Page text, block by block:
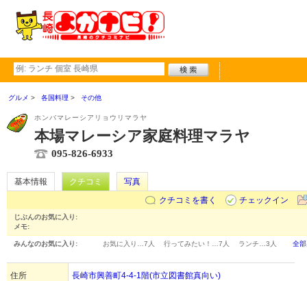
グルメ 各国料理 その他
ホンバマレーシアリョウリマラヤ
本場マレーシア家庭料理マラヤ
095-826-6933
基本情報 クチコミ
写真
クチコミを書く
チェックイン
じぶんのお気に入り:
メモ:
みんなのお気に入り: お気に入り… 7人 行ってみたい！… 7人 ランチ… 3人 全
住所 長崎市興善町4-4-1階(市立図書館真向い)